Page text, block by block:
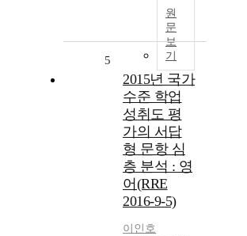
원
문
보
기
5
2015년 국가
수준 학업
성취도 평
가의 서답
형 문항 심
층 분석 : 영
어(RRE
2016-9-5)
이인호